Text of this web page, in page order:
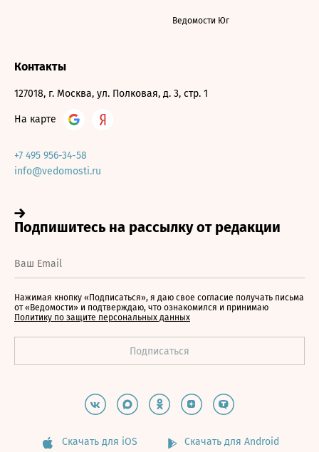
Ведомости Юг
Контакты
127018, г. Москва, ул. Полковая, д. 3, стр. 1
На карте
+7 495 956-34-58
info@vedomosti.ru
Нажимая кнопку «Подписаться», я даю свое согласие получать письма
от «Ведомости» и подтверждаю, что ознакомился и принимаю
Политику по защите персональных данных
Скачать для iOS Скачать для Android